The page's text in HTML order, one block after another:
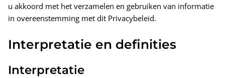
u akkoord met het verzamelen en gebruiken van informatie
in overeenstemming met dit Privacybeleid.
Interpretatie en definities
Interpretatie